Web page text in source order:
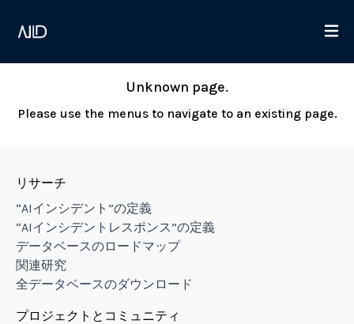
Unknown page.
Please use the menus to navigate to an existing page.
リサーチ
“AIインシデント”の定義
“AIインシデントレスポンス”の定義
データベースのロードマップ
関連研究
全データベースのダウンロード
プロジェクトとコミュニティ